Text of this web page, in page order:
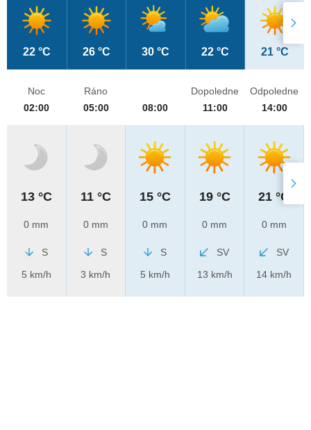
22 °C 26 °C 30 °C 22 °C 21 °C
Noc
02:00
13 °C
0 mm
S
5 km/h
Ráno
05:00
11 °C
0 mm
S
3 km/h
08:00
15 °C
0 mm
S
5 km/h
Dopoledne
11:00
19 °C
0 mm
SV
13 km/h
Odpoledne
14:00
21 °C
0 mm
SV
14 km/h